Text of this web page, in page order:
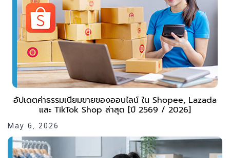
อัปเดตค่าธรรมเนียมขายของออนไลน์ ใน Shopee, Lazada
และ TikTok Shop ล่าสุด [ปี 2569 / 2026]
May 6, 2026